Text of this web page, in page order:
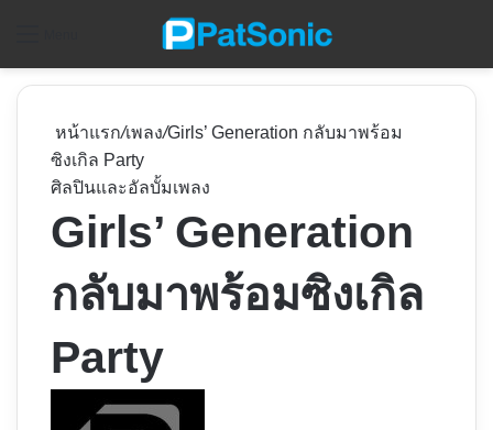
หน้าแรก/เพลง/Girls’ Generation กลับมาพร้อม
ซิงเกิล Party
ศิลปินและอัลบั้มเพลง
Girls’ Generation
กลับมาพร้อมซิงเกิล
Party